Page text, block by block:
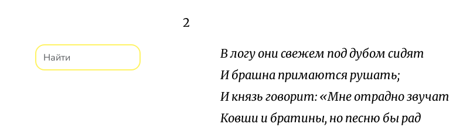
2
В логу они свежем под дубом сидят
И брашна примаются рушать;
И князь говорит: «Мне отрадно звучат
Ковши и братины, но песню бы рад